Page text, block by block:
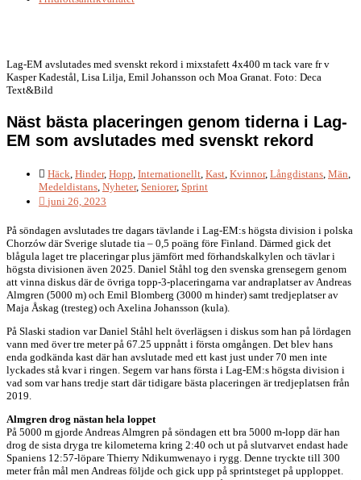
Lag-EM avslutades med svenskt rekord i mixstafett 4x400 m tack vare fr v
Kasper Kadestål, Lisa Lilja, Emil Johansson och Moa Granat. Foto: Deca
Text&Bild
Näst bästa placeringen genom tiderna i Lag-
EM som avslutades med svenskt rekord
Häck, Hinder, Hopp, Internationellt, Kast, Kvinnor, Långdistans, Män,
Medeldistans, Nyheter, Seniorer, Sprint
juni 26, 2023
På söndagen avslutades tre dagars tävlande i Lag-EM:s högsta division i polska
Chorzów där Sverige slutade tia – 0,5 poäng före Finland. Därmed gick det
blågula laget tre placeringar plus jämfört med förhandskalkylen och tävlar i
högsta divisionen även 2025. Daniel Ståhl tog den svenska grensegern genom
att vinna diskus där de övriga topp-3-placeringarna var andraplatser av Andreas
Almgren (5000 m) och Emil Blomberg (3000 m hinder) samt tredjeplatser av
Maja Åskag (tresteg) och Axelina Johansson (kula).
På Slaski stadion var Daniel Ståhl helt överlägsen i diskus som han på lördagen
vann med över tre meter på 67.25 uppnått i första omgången. Det blev hans
enda godkända kast där han avslutade med ett kast just under 70 men inte
lyckades stå kvar i ringen. Segern var hans första i Lag-EM:s högsta division i
vad som var hans tredje start där tidigare bästa placeringen är tredjeplatsen från
2019.
Almgren drog nästan hela loppet
På 5000 m gjorde Andreas Almgren på söndagen ett bra 5000 m-lopp där han
drog de sista dryga tre kilometerna kring 2:40 och ut på slutvarvet endast hade
Spaniens 12:57-löpare Thierry Ndikumwenayo i rygg. Denne tryckte till 300
meter från mål men Andreas följde och gick upp på sprintsteget på upploppet.